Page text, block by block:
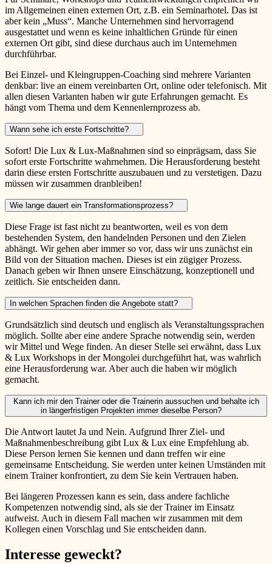
im Allgemeinen einen externen Ort, z.B. ein Seminarhotel. Das ist
aber kein „Muss“. Manche Unternehmen sind hervorragend
ausgestattet und wenn es keine inhaltlichen Gründe für einen
externen Ort gibt, sind diese durchaus auch im Unternehmen
durchführbar.
Bei Einzel- und Kleingruppen-Coaching sind mehrere Varianten
denkbar: live an einem vereinbarten Ort, online oder telefonisch. Mit
allen diesen Varianten haben wir gute Erfahrungen gemacht. Es
hängt vom Thema und dem Kennenlernprozess ab.
Wann sehe ich erste Fortschritte?
Sofort! Die Lux & Lux-Maßnahmen sind so einprägsam, dass Sie
sofort erste Fortschritte wahrnehmen. Die Herausforderung besteht
darin diese ersten Fortschritte auszubauen und zu verstetigen. Dazu
müssen wir zusammen dranbleiben!
Wie lange dauert ein Transformationsprozess?
Diese Frage ist fast nicht zu beantworten, weil es von dem
bestehenden System, den handelnden Personen und den Zielen
abhängt. Wir gehen aber immer so vor, dass wir uns zunächst ein
Bild von der Situation machen. Dieses ist ein zügiger Prozess.
Danach geben wir Ihnen unsere Einschätzung, konzeptionell und
zeitlich. Sie entscheiden dann.
In welchen Sprachen finden die Angebote statt?
Grundsätzlich sind deutsch und englisch als Veranstaltungssprachen
möglich. Sollte aber eine andere Sprache notwendig sein, werden
wir Mittel und Wege finden. An dieser Stelle sei erwähnt, dass Lux
& Lux Workshops in der Mongolei durchgeführt hat, was wahrlich
eine Herausforderung war. Aber auch die haben wir möglich
gemacht.
Kann ich mir den Trainer oder die Trainerin aussuchen und behalte ich
in längerfristigen Projekten immer dieselbe Person?
Die Antwort lautet Ja und Nein. Aufgrund Ihrer Ziel- und
Maßnahmenbeschreibung gibt Lux & Lux eine Empfehlung ab.
Diese Person lernen Sie kennen und dann treffen wir eine
gemeinsame Entscheidung. Sie werden unter keinen Umständen mit
einem Trainer konfrontiert, zu dem Sie kein Vertrauen haben.
Bei längeren Prozessen kann es sein, dass andere fachliche
Kompetenzen notwendig sind, als sie der Trainer im Einsatz
aufweist. Auch in diesem Fall machen wir zusammen mit dem
Kollegen einen Vorschlag und Sie entscheiden dann.
Interesse geweckt?